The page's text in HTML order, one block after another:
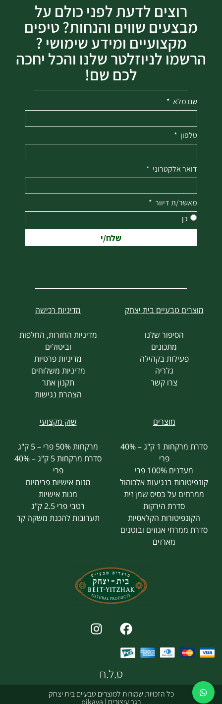
רוצים לדעת לפני כולם על
מבצעים שווים והנחות? טיפים
מקצועיים ומידע שימושי ?
הרשמו לניוזלטר שלנו והכל יחכה
לכם שם!
שם מלא
טלפון
דואר אלקטרוני
מאשר/ת דיוור
כן
שלח/י
מוצרים טבעיים בית יצחק
הסיפור שלנו
מתכונים
פעילות בקהילה
גלריה
צרו קשר
מדיניות רכישה
מדיניות החזרות, החלפות
וביטולים
מדיניות פרטיות
מדיניות משלוחים
תקנון אתר
הצהרת נגישות
מוצרים
סדרת מרקחות 1 ק"ג – 40%
פרי
מעדנים 100% פרי
קונפיטורות בנגיעות אלכוהול
ממרחים על בסיס שמן זית
סדרת הירקות
הקונפיטורות הקלאסיות
סדרת ממרחי אגוזים ובוטנים
מארזים
שוק מקצועי
מרקחות 50% פרי – 5 ק"ג
סדרת מרקחות 5 ק"ג – 40%
פרי
מנות אישיות פרימיום
מנות אישיות
רטבי פרי 2.5 ק"ג
תערובות להכנת משקה קר
ט.ל.ח
כל הזכויות שמורות למוצרים טבעיים בית יצחק
רגב עיצובים |
pikaya